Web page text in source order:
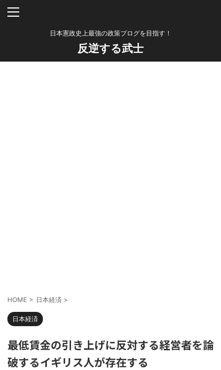
日本憲政史上最強の政策ブログを目指す！
反逆する武士
HOME > 日本経済 >
日本経済
最低賃金の引き上げに反対する経営者を論
破するイギリス人が存在する